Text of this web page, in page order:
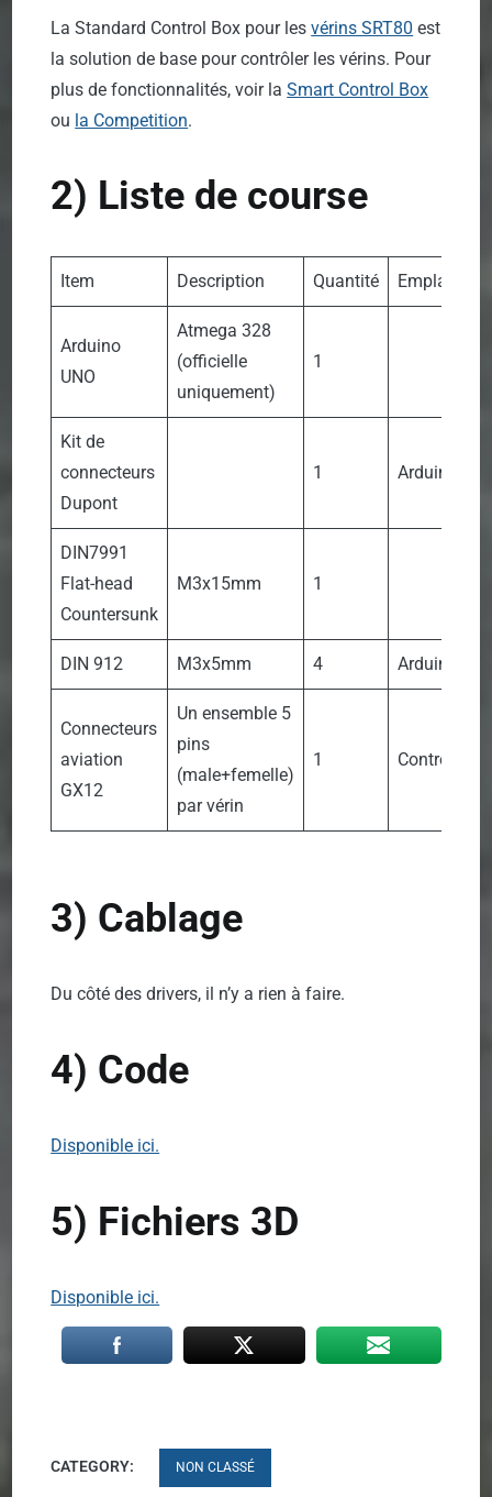
La Standard Control Box pour lesvérins SRT80 est
la solution de base pour contrôler les vérins. Pour
plus de fonctionnalités, voir laSmart Control Box
ou la Competition.
2) Liste de course
Item Description Quantité
Arduino
UNO
Atmega 328
(officielle
uniquement)
1
Kit de
connecteurs
Dupont
1 Arduino
DIN7991
Flat-head
Countersunk
M3x15mm 1
DIN 912 M3x5mm 4 Arduino
Connecteurs
aviation
GX12
Un ensemble 5
pins
(male+femelle)
par vérin
1 Control box
3) Cablage
Du côté des drivers, il n’y a rien à faire.
4) Code
Disponible ici.
5) Fichiers 3D
Disponible ici.
CATEGORY: NON CLASSÉ